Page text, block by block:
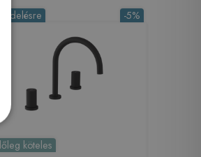
-5%
Rendelésre
köteles